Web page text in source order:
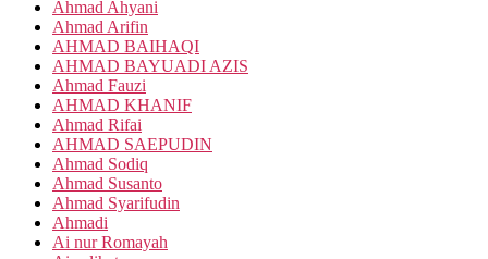
Ahmad Ahyani
Ahmad Arifin
AHMAD BAIHAQI
AHMAD BAYUADI AZIS
Ahmad Fauzi
AHMAD KHANIF
Ahmad Rifai
AHMAD SAEPUDIN
Ahmad Sodiq
Ahmad Susanto
Ahmad Syarifudin
Ahmadi
Ai nur Romayah